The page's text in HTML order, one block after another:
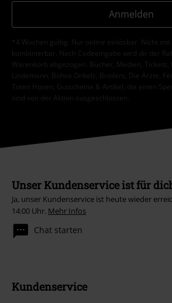
Anmelden
*4 Wochen gültig. Nur online einlösbar. Nicht mit
kombinierbar. Nach Codeeingabe wird dir der
Warenkorb abgezogen. Bücher, Medien, Tickets,
Lindemann, Böhse Onkelz, Broilers, Die Ärzte,
Toten Hosen, Gutscheine & Artikel, die einen
sind von der Aktion ausgeschlossen.
Unser Kundenservice ist für
Ja, unser Kundenservice ist heute wieder
14:00 Uhr. Mehr Infos
Chat starten
Kundenservice